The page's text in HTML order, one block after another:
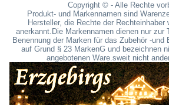
Copyright © - Alle Rechte
Produkt- und Markennamen sind
Hersteller, die Rechte der Rechteinhaber
anerkannt.Die Markennamen dienen nur zur
Benennung der Marken für das Zubehör -
auf Grund § 23 MarkenG und bezeichnen
angebotenen Ware.sweit nicht